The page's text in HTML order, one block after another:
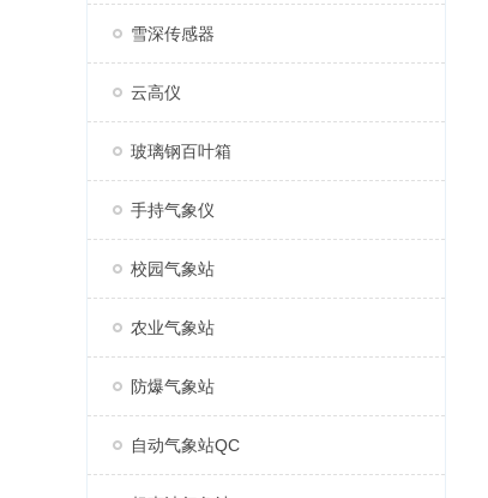
雪深传感器
云高仪
玻璃钢百叶箱
手持气象仪
校园气象站
农业气象站
防爆气象站
自动气象站QC